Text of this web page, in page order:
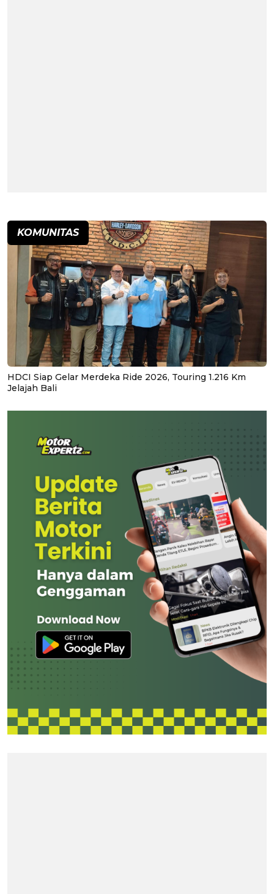
KOMUNITAS
HDCI Siap Gelar Merdeka Ride 2026, Touring 1.216 Km
Jelajah Bali